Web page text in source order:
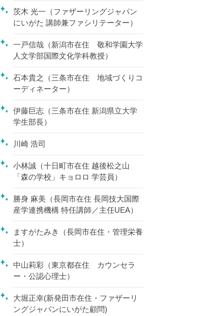
茨木 光一（ファザーリングジャパン
にいがた 講師兼ファシリテーター）
一戸信哉（新潟市在住 敬和学園大学
人文学部国際文化学科教授）
石本貴之（三条市在住 地域づくりコ
ーディネーター）
伊藤巨志（三条市在住 新潟県立大学
学生部長）
川崎 浩司
小林誠（十日町市在住 越後松之山
「森の学校」キョロロ 学芸員）
勝身 麻美（長岡市在住 長岡技大国際
産学連携機構 特任講師／主任UEA）
ますがたみき（長岡市在住・管理栄養
士）
中山莉彩（東京都在住 カウンセラ
ー・公認心理士）
大堀正幸(新発田市在住・ファザーリ
ングジャパンにいがた顧問)